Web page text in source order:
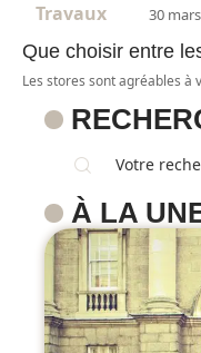
Travaux 30
Que choisir entre
Les stores sont agréables
À LA